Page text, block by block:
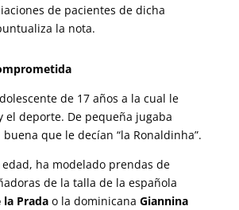
de pacientes de dicha
la nota.
de 17 años a la cual le
el deporte. De pequeña jugaba
que le decían “la Ronaldinha”.
edad, ha modelado prendas de
de la talla de la española
la Pradao la dominicana Giannina